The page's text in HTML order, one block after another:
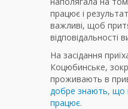
працює і
важливі, щоб
відповідальності
На засідання
Коцюбинське,
проживають в
добре знають, що
працює.